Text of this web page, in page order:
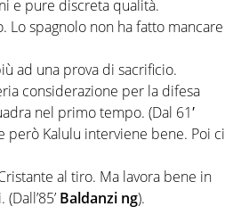
e pure discreta qualità.
Lo spagnolo non ha fatto mancare
ad una prova di sacrificio.
considerazione per la difesa
nel primo tempo. (Dal 61′
però Kalulu interviene bene. Poi ci
al tiro. Ma lavora bene in
Baldanzi ng).